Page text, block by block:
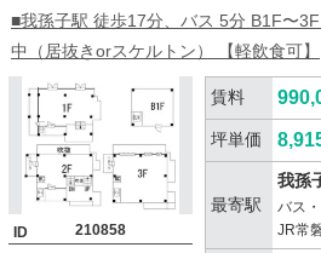
■我孫子駅 徒歩17分、バス 5分 B1F〜
中（居抜きorスケルトン） 【軽飲食可】
ID 210858
賃料
坪単価
最寄駅
我孫
バス
JR常